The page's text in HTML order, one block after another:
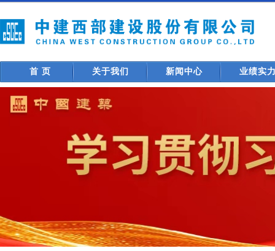
首 页 关于我们 新闻中心 业绩实